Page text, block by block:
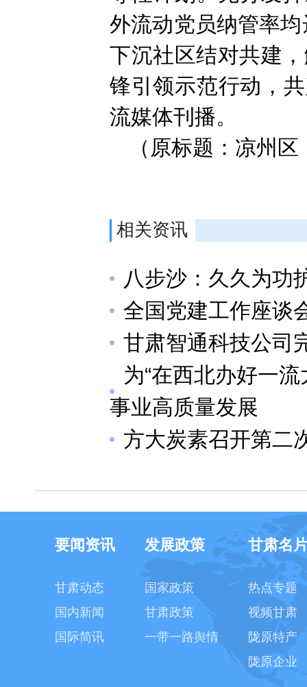
外流动党员纳管率
下沉社区结对共建
锋引领示范行动，
流媒体刊播。
（原标题：凉州
相关资讯
八步沙：久久为功
全国党建工作座谈
甘肃智通科技公司
为“在西北办好一
事业高质量发展
方大炭素召开第二
要闻资讯
甘肃动态
国内新闻
国际简讯
发展政策
国家政策
甘肃政策
一带一路舆情
甘肃名
热点专题
视频甘肃
陇原特产
陇原企业